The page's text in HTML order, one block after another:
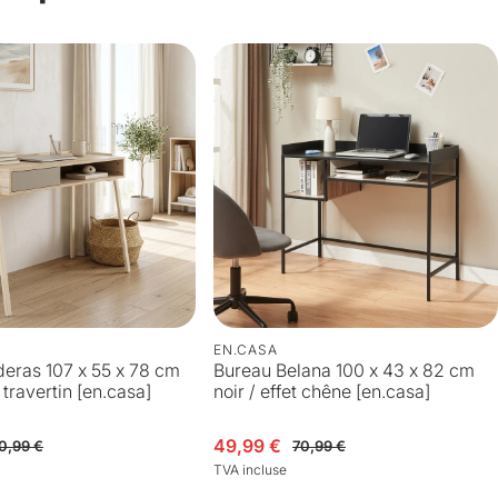
107 x 55 x 78 cm
[en.casa]
€
EN.CASA
Bureau Belana 100 x 43 x 82 cm
noir / effet chêne [en.casa]
Prix en solde
49,99 €
Prix habituel 70,99 €
TVA incluse